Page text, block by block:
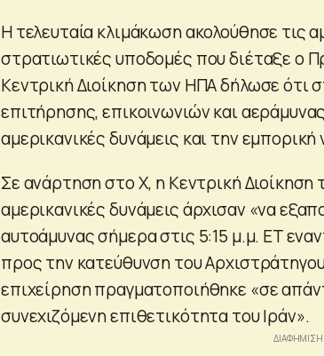
Η τελευταία κλιμάκωση ακολούθησε τις
στρατιωτικές υποδομές που διέταξε ο
Κεντρική Διοίκηση των ΗΠΑ δήλωσε ότι
επιτήρησης, επικοινωνιών και
αμερικανικές δυνάμεις και την
Σε ανάρτηση στο X, η Κεντρική
αμερικανικές δυνάμεις άρχισαν «να
αυτοάμυνας σήμερα στις 5:15 μ.μ. ET
προς την κατεύθυνση του
επιχείρηση πραγματοποιήθηκε «σε
συνεχιζόμενη επιθετικότητα του Ιράν».